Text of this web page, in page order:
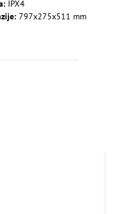
IPX4
797x275x511 mm